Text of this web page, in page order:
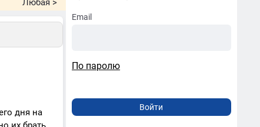
Email
По паролю
Любая >
дня на